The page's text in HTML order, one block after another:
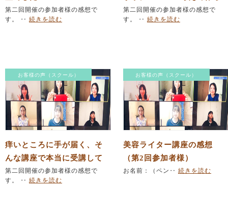
第二回開催の参加者様の感想で
す。 ‥ 続きを読む
れてる！
第二回開催の参加者様の感想で
す。 ‥ 続きを読む
お客様の声（スクール）
痒いところに手が届く、そ
んな講座で本当に受講して
よかったです。
第二回開催の参加者様の感想で
す。 ‥ 続きを読む
お客様の声（スクール）
美容ライター講座の感想
（第2回参加者様）
お名前：（ペン‥ 続きを読む